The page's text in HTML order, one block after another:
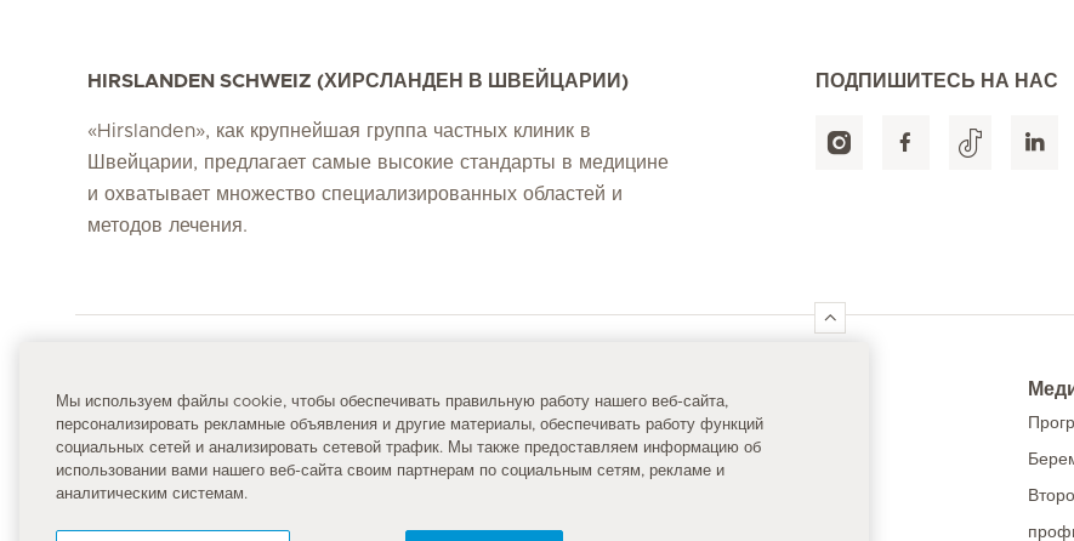
HIRSLANDEN SCHWEIZ (ХИРСЛАНДЕН В ШВЕЙЦАРИИ)
«Hirslanden», как крупнейшая группа частных клиник в
Швейцарии, предлагает самые высокие стандарты в медицине
и охватывает множество специализированных областей и
методов лечения.
ПОДПИШИТЕСЬ НА НАС
Медицинская инфраструктура
Клиники
Мы используем файлы cookie, чтобы обеспечивать правильную работу нашего веб-сайта,
персонализировать рекламные объявления и другие материалы, обеспечивать работу функций
социальных сетей и анализировать сетевой трафик. Мы также предоставляем информацию об
использовании вами нашего веб-сайта своим партнерам по социальным сетям, рекламе и
аналитическим системам.